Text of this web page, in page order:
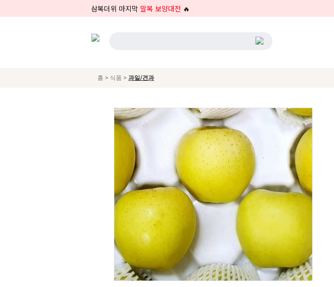
삼복더위 마지막 말복 보양대전 🔥
홈 > 식품 > 과일/견과